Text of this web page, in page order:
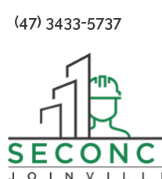
(47) 3433-5737